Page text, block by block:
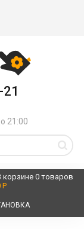
21:00
корзине 0 товаров
Р